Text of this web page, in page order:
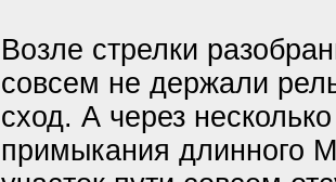
Возле стрелки
совсем не держали
сход. А через
примыкания длинного